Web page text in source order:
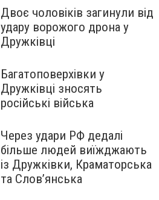
Двоє чоловіків загинули від
удару ворожого дрона у
Дружківці
Багатоповерхівки у
Дружківці зносять
російські війська
Через удари РФ дедалі
більше людей виїжджають
із Дружківки, Краматорська
та Слов’янська